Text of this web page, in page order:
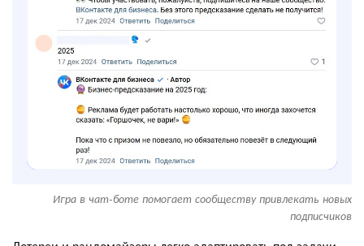
Игра в чат-боте помогает сообществу привлекать новых
подписчиков